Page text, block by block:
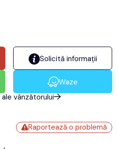
Solicită informații
Waze
vânzătorului
Raportează o problemă